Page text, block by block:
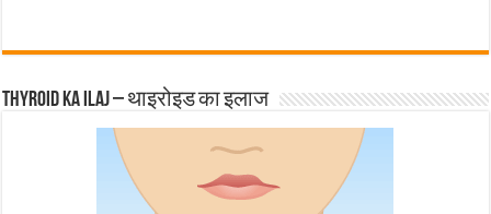
Thyroid ka ilaj – थाइरोइड का इलाज